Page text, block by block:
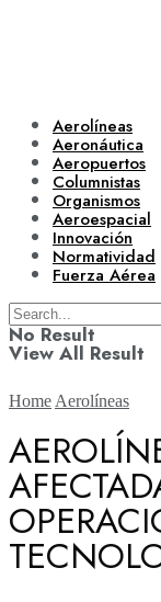
Aerolíneas
Aeronáutica
Aeropuertos
Columnistas
Organismos
Aeroespacial
Innovación
Normatividad
Fuerza Aérea
No Result
View All Result
Aerolíneas
Aeronáutica
Home Aerolíneas